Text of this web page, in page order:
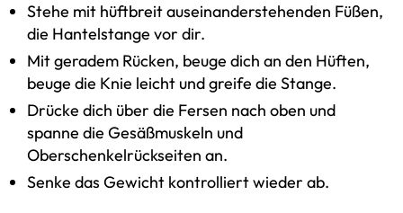
Stehe mit hüftbreit auseinanderstehenden Füßen,
die Hantelstange vor dir.
Mit geradem Rücken, beuge dich an den Hüften,
beuge die Knie leicht und greife die Stange.
Drücke dich über die Fersen nach oben und
spanne die Gesäßmuskeln und
Oberschenkelrückseiten an.
Senke das Gewicht kontrolliert wieder ab.